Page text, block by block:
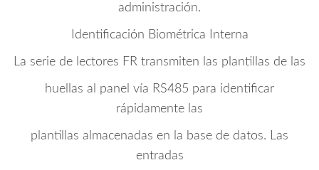
administración.
Identificación Biométrica Interna
La serie de lectores FR transmiten las plantillas de las
huellas al panel vía RS485 para identificar
rápidamente las
plantillas almacenadas en la base de datos. Las
entradas